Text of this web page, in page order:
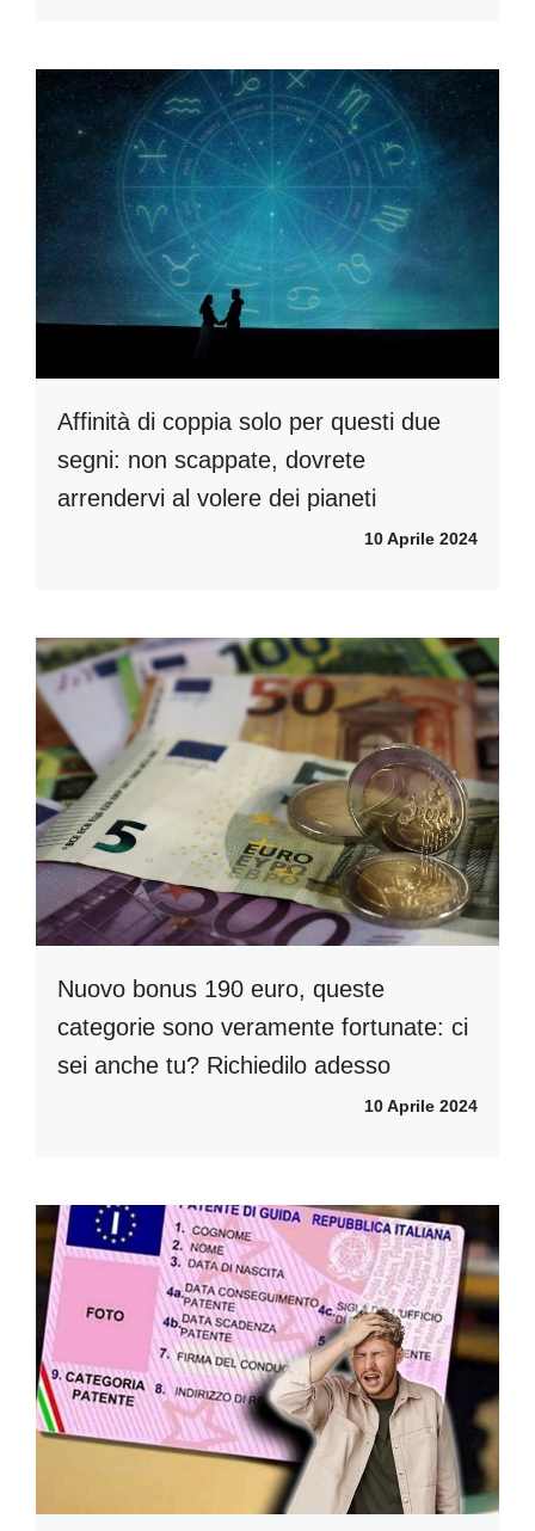
Affinità di coppia solo per questi due
segni: non scappate, dovrete
arrendervi al volere dei pianeti
10 Aprile 2024
Nuovo bonus 190 euro, queste
categorie sono veramente fortunate: ci
sei anche tu? Richiedilo adesso
10 Aprile 2024